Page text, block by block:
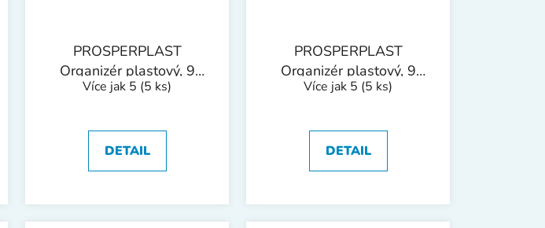
PROSPERPLAST
Organizér plastový, 9
zásuvek | 400x260x200
Více jak 5 (5 ks)
DETAIL
PROSPERPLAST
Organizér plastový, 9
zásuvek | 400x392x200
Více jak 5 (5 ks)
DETAIL